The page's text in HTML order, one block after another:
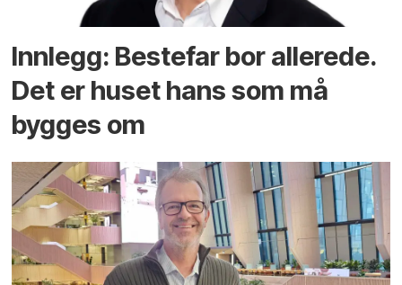
Innlegg: Bestefar bor allerede.
Det er huset hans som må
bygges om